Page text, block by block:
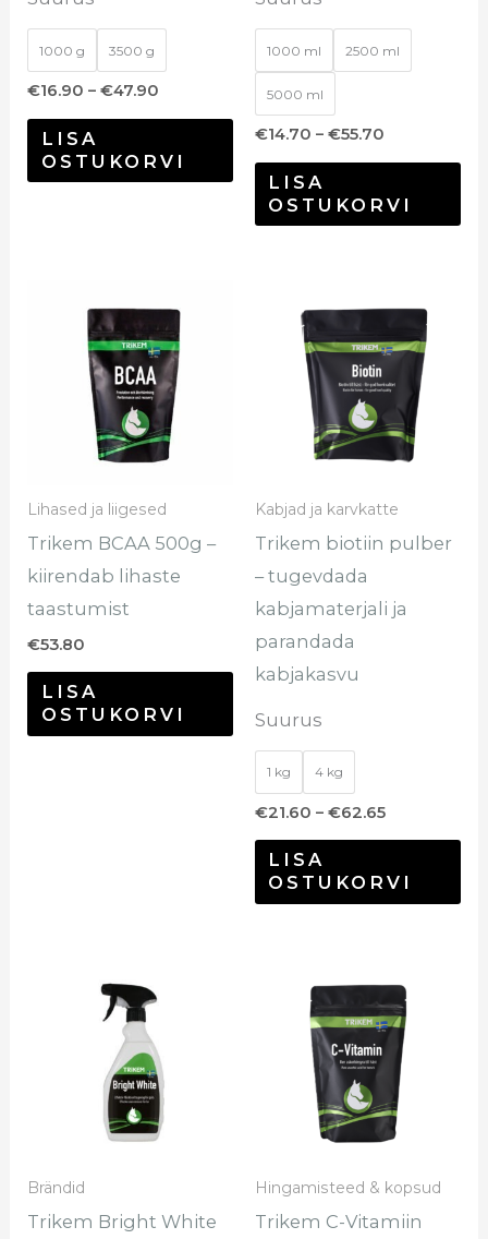
1000 g 3500 g
€16.90 – €47.90
LISA
OSTUKORVI
1000 ml 2500 ml
5000 ml
€14.70 – €55.70
LISA
OSTUKORVI
Lihased ja liigesed
Trikem BCAA 500g –
kiirendab lihaste
taastumist
€53.80
LISA
OSTUKORVI
Kabjad ja karvkatte
Trikem biotiin pulber
– tugevdada
kabjamaterjali ja
parandada
kabjakasvu
Suurus
1 kg 4 kg
€21.60 – €62.65
€21.60
€62.65
LISA
OSTUKORVI
Brändid
Trikem Bright White
Hingamisteed & kopsud
Trikem C-Vitamiin